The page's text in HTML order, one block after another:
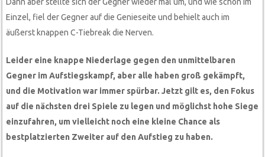
Dann aber stellte sich der Gegner wieder mal um, und wie schon im
Einzel, fiel der Gegner auf die Genieseite und behielt auch im
äußerst knappen C-Tiebreak die Nerven.
Leider eine knappe Niederlage gegen den unmittelbaren
Gegner im Aufstiegskampf, aber alle haben groß gekämpft,
und die Motivation war immer spürbar. Jetzt gilt es, den Fokus
auf die nächsten drei Spiele zu legen und möglichst hohe Siege
einzufahren, um vielleicht noch eine kleine Chance als
bestplatzierten Zweiter auf den Aufstieg zu haben.